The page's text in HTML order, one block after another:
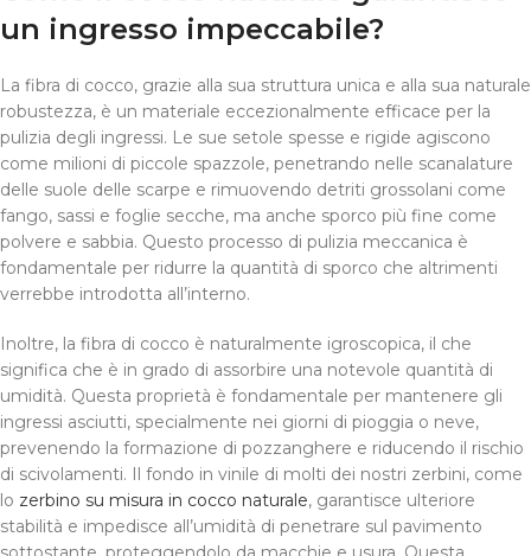
un ingresso impeccabile?
La fibra di cocco, grazie alla sua struttura unica e alla sua naturale
robustezza, è un materiale eccezionalmente efficace per la
pulizia degli ingressi. Le sue setole spesse e rigide agiscono
come milioni di piccole spazzole, penetrando nelle scanalature
delle suole delle scarpe e rimuovendo detriti grossolani come
fango, sassi e foglie secche, ma anche sporco più fine come
polvere e sabbia. Questo processo di pulizia meccanica è
fondamentale per ridurre la quantità di sporco che altrimenti
verrebbe introdotta all’interno.
Inoltre, la fibra di cocco è naturalmente igroscopica, il che
significa che è in grado di assorbire una notevole quantità di
umidità. Questa proprietà è fondamentale per mantenere gli
ingressi asciutti, specialmente nei giorni di pioggia o neve,
prevenendo la formazione di pozzanghere e riducendo il rischio
di scivolamenti. Il fondo in vinile di molti dei nostri zerbini, come
lo zerbino su misura in cocco naturale, garantisce ulteriore
stabilità e impedisce all’umidità di penetrare sul pavimento